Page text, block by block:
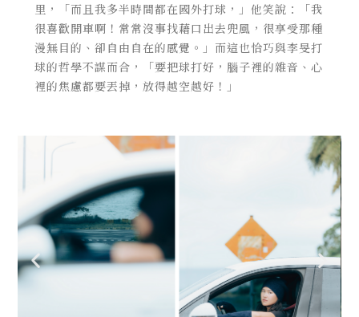
里，「而且我多半時間都在國外打球，」他笑說：「我
很喜歡開車啊！常常沒事找藉口出去兜風，很享受那種
漫無目的、卻自由自在的感覺。」而這也恰巧與李旻打
球的哲學不謀而合，「要把球打好，腦子裡的雜音、心
裡的焦慮都要丟掉，放得越空越好！」